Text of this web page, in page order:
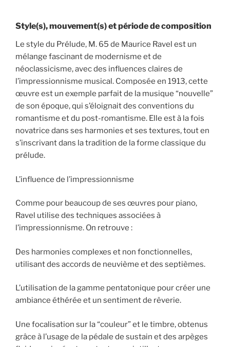
Style(s), mouvement(s) et période de composition
Le style du Prélude, M. 65 de Maurice Ravel est un
mélange fascinant de modernisme et de
néoclassicisme, avec des influences claires de
l’impressionnisme musical. Composée en 1913, cette
œuvre est un exemple parfait de la musique “nouvelle”
de son époque, qui s’éloignait des conventions du
romantisme et du post-romantisme. Elle est à la fois
novatrice dans ses harmonies et ses textures, tout en
s’inscrivant dans la tradition de la forme classique du
prélude.
L’influence de l’impressionnisme
Comme pour beaucoup de ses œuvres pour piano,
Ravel utilise des techniques associées à
l’impressionnisme. On retrouve :
Des harmonies complexes et non fonctionnelles,
utilisant des accords de neuvième et des septièmes.
L’utilisation de la gamme pentatonique pour créer une
ambiance éthérée et un sentiment de rêverie.
Une focalisation sur la “couleur” et le timbre, obtenus
grâce à l’usage de la pédale de sustain et des arpèges